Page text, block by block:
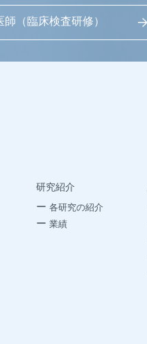
師（臨床検査研修）
研究紹介
各研究の紹介
業績